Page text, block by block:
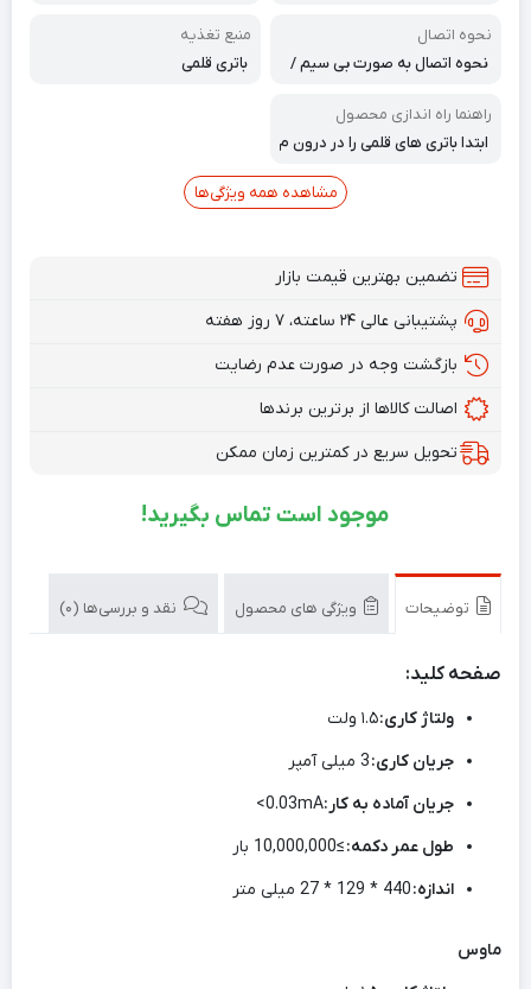
نحوه اتصال
نحوه اتصال به صورت بی سیم /
منبع تغذیه
باتری قلمی
راهنما راه اندازی محصول
ابتدا باتری های قلمی را در درون م
نگل داخل ماوس را به کیس و یا پ
ورت USB لپ تاپ تان وصل کنید ا
مشاهده همه ویژگی‌ها
تضمین بهترین قیمت بازار
پشتیبانی عالی ۲۴ ساعته، ۷ روز هفته
بازگشت وجه در صورت عدم رضایت
اصالت کالاها از برترین برندها
تحویل سریع در کمترین زمان ممکن
موجود است تماس بگیرید!
توضیحات ویژگی های محصول نقد و بررسی‌ها (0)
صفحه کلید:
ولتاژ کاری:
جریان کاری:
جریان آماده به کار:<0.03mA
طول عمر دکمه:≥10,000,000 بار
اندازه:
ماوس